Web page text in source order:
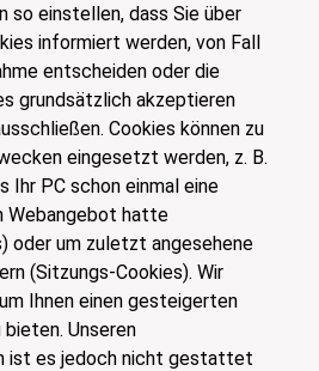
so einstellen, dass Sie über
informiert werden, von Fall
entscheiden oder die
grundsätzlich akzeptieren
Cookies können zu
eingesetzt werden, z. B.
Ihr PC schon einmal eine
Webangebot hatte
oder um zuletzt angesehene
(Sitzungs-Cookies). Wir
Ihnen einen gesteigerten
Unseren
ist es jedoch nicht gestattet